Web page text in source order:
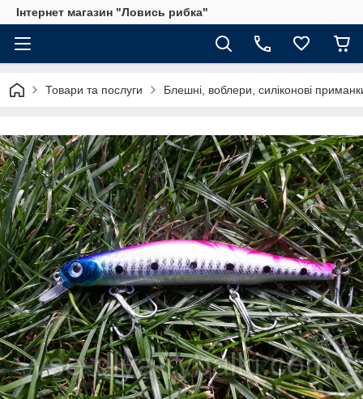
Інтернет магазин "Ловись рибка"
Товари та послуги Блешні, воблери, силіконові